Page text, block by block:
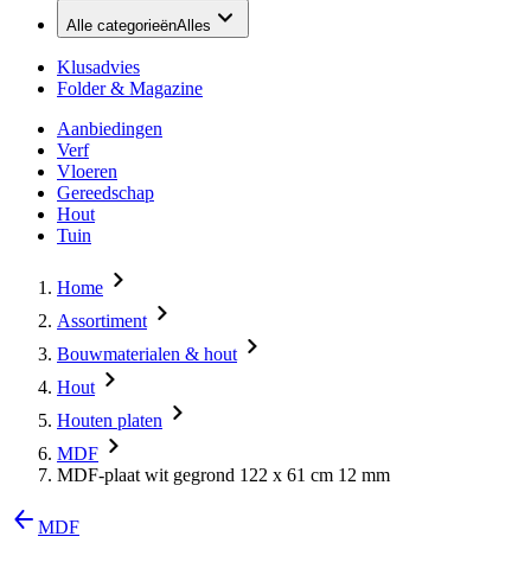
Alle categorieënAlles
Klusadvies
Folder & Magazine
Aanbiedingen
Verf
Vloeren
Gereedschap
Hout
Tuin
Home
Assortiment
Bouwmaterialen & hout
Hout
Houten platen
MDF
MDF-plaat wit gegrond 122 x 61 cm 12 mm
MDF